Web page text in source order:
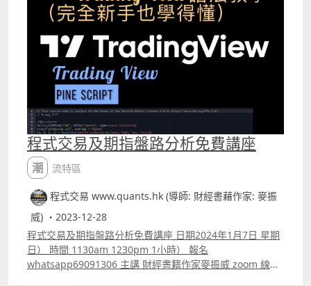
traded=true if shortcloseCond and not noposition
strategy.closequot;SHORTquot; if
ta.changetimequot;Dquot;=0 traded=false
plothmaValue,title=quot;HMAquot;,color=color.red,line
width=1 結果可以看到訊號大幅減少，但勝率再提升至
75%，但看最大獲利的最大虧損的比例達到31，這類策略即
使遇上最壞的情況也是虧損有限。但問題就是交易次數真的
真的太小的，一年只有8次入市機會，雖然獲利的次數有6
次，但交易次數太小也會令最終的回報有限。 但大家可以想
想，若你把「10個」本來只有六成中的交易策略，修改至七
成中以上，而且Maximum Drawdown不大，盈虧比更大幅
提升至3比1，那麼你獲利的機會根本便很大。 然後我們這
10個策略同時執行，那你的交易次數就不會少了，而回報也
會因而增加。若為了達到有足夠多交易次數的目的而勉強去
運用一些勝率較低，盈虧比又較低的交易策略，那最終的回
報反而不會太好。 網頁 www.quants.hk Youtube
httpswww.youtube.com@markchunwai Facebook專頁
httpswww.facebook.comquantshk Patreon
httpswww.patreon.comquantshk
ZerolagMACD的快線升穿慢線時就會符合入市條件。 策略
的backtest report 同一樣的交易策略，只是將其改變為
「每天只交易一次」，可以看到結果也是虧損，不過，虧損
幅度卻由37.45%大幅下降至10.75%。另外要留意，筆者寫
這兩個策略是沒有計算「佣金」及「滑價」的，而第一個策
略在一年裏交易了1023次，但加上「每天只交易一次」這個
條件後，一年裏只交易了258次，交易成本會相差很遠，不
過勝率就未見有大幅改善，獲利的次數只有132次，勝率只
輕微由50.24%提高至51.16%。 交易策略當然不可能這樣簡
單，但只要將以上兩個策略作比較便可看到，每天只交易一
次的Daytrade策略確實能提高成效。 網頁 www.quants.hk
Youtube httpswww.youtube.com@markchunwai
Facebook專頁 httpswww.facebook.comquantshk
Patreon httpswww.patreon.comquantshk
MACD的快線及慢線為macdLine及signalLine。
signal5min=request.securitysyminfo.tickerid,quot;5qu
ot;,signalLine
macdhourly=request.securitysyminfo.tickerid,quot;60q
uot;,macdLine 然後我們把5分鐘MACD慢線的數據及小時
圖MACD快線的數據命名為signal5min及macdhourly，然
後用上request.security，在 內分別填上signalLine及
macdLine便可以。 再加上plot便可以把5分鐘MACD慢線的
數據畫出來，然後加一個1分的MACD便能將兩者作比較。
25 另外，筆者發現很多新手都比較抗拒使用plot這個功能，
大家都會只集中去留意backtest的結果，而且有了backtest
的結果後圖表上根本便有入市訊號的位置，那大家自然會
想，若不是要寫一個自己的技術指標，那plot這個功能實沒
多大用處。 但筆者的習慣是，每次寫自己的交易策略時，每
寫一部份都會先用plot來看看寫出來的是否真的是自己想要
的，因為用程式語言去寫交易策略，與大家用目測是完全不
同的，很多時候用程式寫出來的未必就是你想要的。你的交
易策略可以很複雜，到你寫好後再做backtest，才發現根本
不是你想要的，那再重寫就反而會更麻煩。 我們網頁
stcLength=input14 periodK=input3 periodD=input3
slowK=ta.smafastSTC,periodK
slowD=ta.smaslowK,periodD
plotslowK,title=quot;slowKquot;,color=color.red,linewid
plotslowD,title=quot;slowDquot;,color=color.blue,linewi
dth=1 我們再試試寫Rate of change這個指標，先在網上找
到它的公式如下 然後大家可自行先用Trading View 先試試
寫出來才看答案，若沒有寫錯，那寫指標這部份的學習便沒
有問題了。 Rate of change寫法答案 length = input.int9
source = inputclose roc_smooth = input5 roc =
ta.sma100 source
sourcelengthsourcelength,roc_smooth 最後我們看看
super Trend這個指標的寫法，有些時候我們希望指標的參
數是可以寫好後直接在圖表上更改的，又或有幾個指標的參
數也是一樣的，我們會重覆使用，那就先給參數一個名稱，
例如叫做length，可以參考以下superTrend這個指標的寫
strategy.long, comment=quot;MacdLEquot; if
ta.crossunderdelta, 0 strategy.entryquot;MacdSEquot;,
strategy.short, comment=quot;MacdSEquot;
plotstrategy.equity, title=quot;equityquot;,
color=color.red, linewidth=2, style=plot.style_areabr 15
大部份的策略都涉及使用技術指標，那就要每個指標的參數
都設定一個變數，例如macd的參數是12, 26,9，那三個數字
都要設定為變數，這樣做是為了日後使用可以隨時更改。 在
Trading View中寫很多的指標都是以ta. 為開始的，例如你
要寫普通的平均線就是ta.sma ，若要寫EMA 指數平滑移動
平均線就要寫ta.ema 而 內需要有兩個數值，第一個是用什
麼來計算，例如你想用收市價、最高價、最低價，還是成交
量等等。而另一個數值就是長度。假設你要計算一條用成交
量來計算的10日平均線，那寫法就是ta.sma成交量, 10。甚
至你要計10日內的RSI平均值也可以，寫法就是ta.smarsi數
值, 10。 以上的策略可以看到，原創者所謂的MACD、
aMACD及Delta是他自行去設定計算方式的。 首先他計
MACD的方法是MACD = ta.emaclose, fastLength
程式交易及期指盤路分析免費講座
潮流特區
程式交易 www.quants.hk (導師: 財經書藉作家: 麥振
威) ・2023-12-28
程式交易及期指盤路分析免費講座 日期2024年1月7日 星期
日） 時間 1130am 1230pm 1小時） 報名
whatsapp69091306 主講 財經書籍作家麥振威 zoom 線上